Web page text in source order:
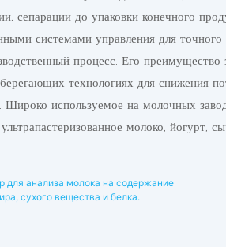
сепарации до упаковки конечного
системами управления для
процесс. Его
технологиях для снижения
используемое на молочных
молоко,